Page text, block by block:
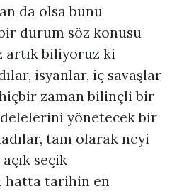
da olsa bunu
durum söz konusu
artık biliyoruz ki
isyanlar, iç savaşlar
hiçbir zaman bilinçli bir
yönetecek bir
tam olarak neyi
seçik
hatta tarihin en